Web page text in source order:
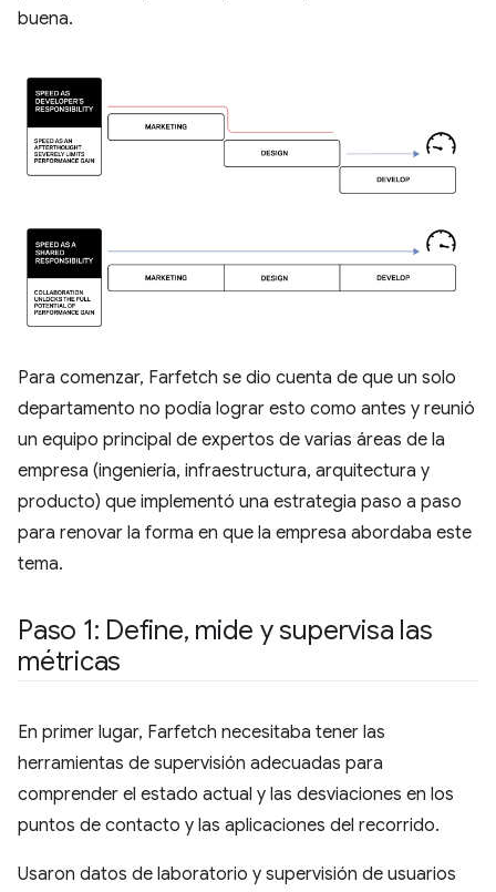
buena.
Para comenzar, Farfetch se dio cuenta de que un solo
departamento no podía lograr esto como antes y reunió
un equipo principal de expertos de varias áreas de la
empresa (ingeniería, infraestructura, arquitectura y
producto) que implementó una estrategia paso a paso
para renovar la forma en que la empresa abordaba este
tema.
Paso 1: Define, mide y supervisa las
métricas
En primer lugar, Farfetch necesitaba tener las
herramientas de supervisión adecuadas para
comprender el estado actual y las desviaciones en los
puntos de contacto y las aplicaciones del recorrido.
Usaron datos de laboratorio y supervisión de usuarios